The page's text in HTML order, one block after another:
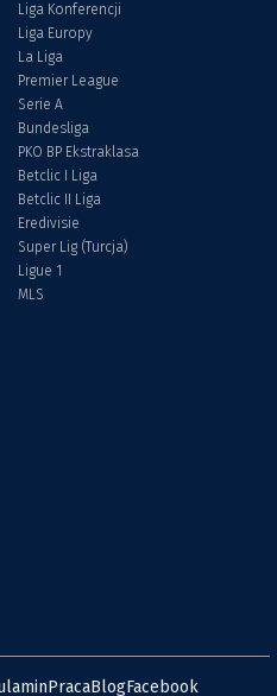
Liga Konferencji
Liga Europy
La Liga
Premier League
Serie A
Bundesliga
PKO BP Ekstraklasa
Betclic I Liga
Betclic II Liga
Eredivisie
Super Lig (Turcja)
Ligue 1
MLS
PracaBlogFacebook